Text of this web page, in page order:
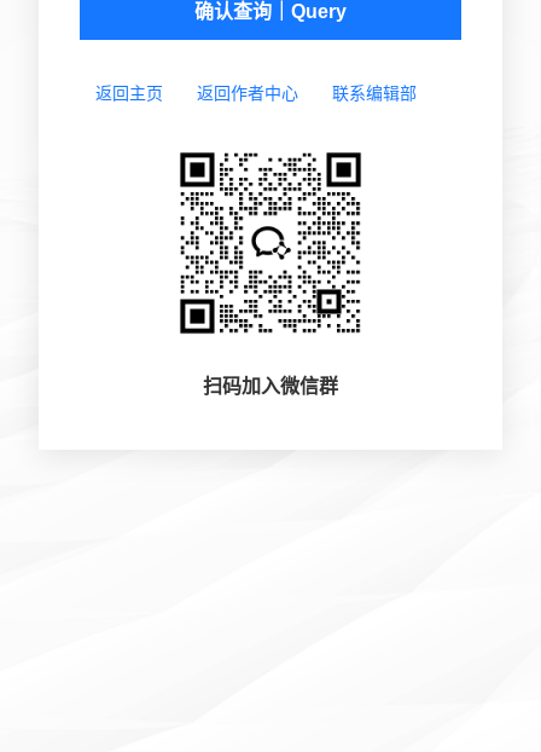
扫码加入微信群
确认查询｜Query
返回主页 返回作者中心 联系编辑部